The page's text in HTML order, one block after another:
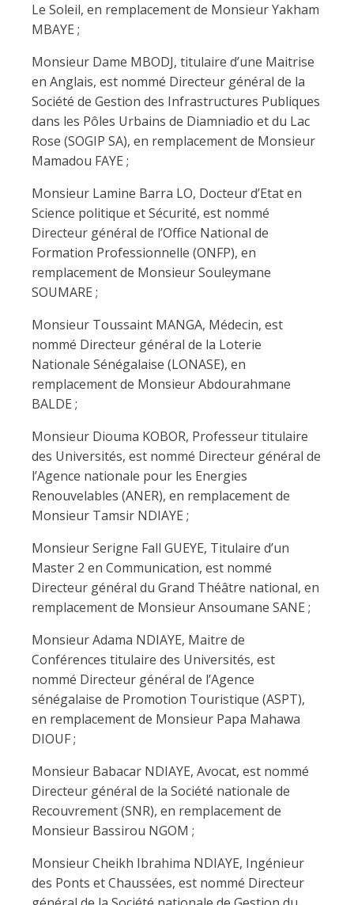
Le Soleil, en remplacement de Monsieur Yakham
MBAYE ;
Monsieur Dame MBODJ, titulaire d’une Maitrise
en Anglais, est nommé Directeur général de la
Société de Gestion des Infrastructures Publiques
dans les Pôles Urbains de Diamniadio et du Lac
Rose (SOGIP SA), en remplacement de Monsieur
Mamadou FAYE ;
Monsieur Lamine Barra LO, Docteur d’Etat en
Science politique et Sécurité, est nommé
Directeur général de l’Office National de
Formation Professionnelle (ONFP), en
remplacement de Monsieur Souleymane
SOUMARE ;
Monsieur Toussaint MANGA, Médecin, est
nommé Directeur général de la Loterie
Nationale Sénégalaise (LONASE), en
remplacement de Monsieur Abdourahmane
BALDE ;
Monsieur Diouma KOBOR, Professeur titulaire
des Universités, est nommé Directeur général de
l’Agence nationale pour les Energies
Renouvelables (ANER), en remplacement de
Monsieur Tamsir NDIAYE ;
Monsieur Serigne Fall GUEYE, Titulaire d’un
Master 2 en Communication, est nommé
Directeur général du Grand Théâtre national, en
remplacement de Monsieur Ansoumane SANE ;
Monsieur Adama NDIAYE, Maitre de
Conférences titulaire des Universités, est
nommé Directeur général de l’Agence
sénégalaise de Promotion Touristique (ASPT),
en remplacement de Monsieur Papa Mahawa
DIOUF ;
Monsieur Babacar NDIAYE, Avocat, est nommé
Directeur général de la Société nationale de
Recouvrement (SNR), en remplacement de
Monsieur Bassirou NGOM ;
Monsieur Cheikh Ibrahima NDIAYE, Ingénieur
des Ponts et Chaussées, est nommé Directeur